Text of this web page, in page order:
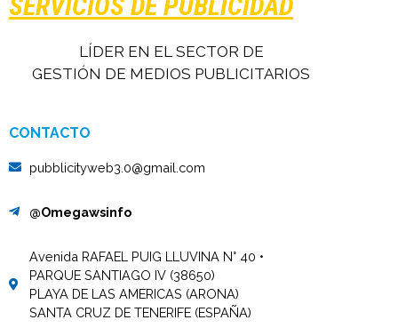
LÍDER EN EL SECTOR DE
GESTIÓN DE MEDIOS PUBLICITARIOS
CONTACTO
pubblicityweb3.0@gmail.com
@Omegawsinfo
Avenida RAFAEL PUIG LLUVINA N° 40 •
PARQUE SANTIAGO IV (38650)
PLAYA DE LAS AMERICAS (ARONA)
SANTA CRUZ DE TENERIFE (ESPAÑA)